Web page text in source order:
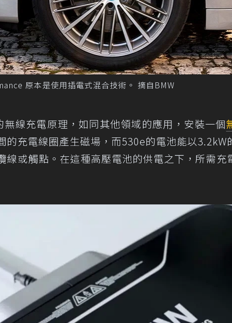
原本是使用插電式混合技術。 摘自BMW
線充電原理，如同其他領域的應用，安裝一個
的充電線圈產生磁場，而530e的電池能以3.2kW
線或觸點。在這種高壓電池的供電之下，所需充